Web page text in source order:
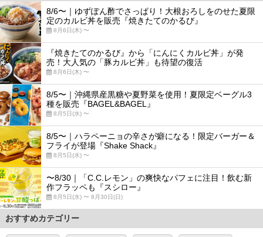
8/6〜｜ゆずぽん酢でさっぱり！大根おろしをのせた夏限
定のカルビ丼を販売『焼きたてのかるび』
8月6日(木) 〜
『焼きたてのかるび』から「にんにくカルビ丼」が発
売！大人気の「豚カルビ丼」も待望の復活
8月6日(木) 〜
8/5〜｜沖縄県産黒糖や夏野菜を使用！夏限定ベーグル3
種を販売『BAGEL&BAGEL』
8月5日(水) 〜
8/5〜｜ハラペーニョの辛さが癖になる！限定バーガー＆
フライが登場『Shake Shack』
8月5日(水) 〜
〜8/30｜「C.C.レモン」の爽快なパフェに注目！飲む新
作フラッペも『スシロー』
8月5日(水) 〜 8月30日(日)
おすすめカテゴリー